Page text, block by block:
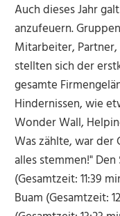
Auch dieses Jahr
anzufeuern.
Mitarbeiter,
stellten sich der
gesamte
Hindernissen, wie
Wonder Wall,
Was zählte, war der
alles stemmen!"
(Gesamtzeit: 11:39
Buam (Gesamtzeit: